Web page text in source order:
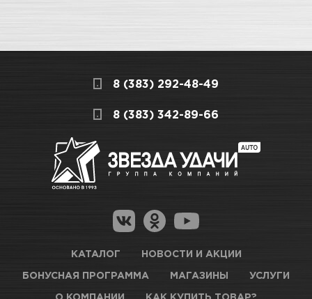
8 (383) 292-48-49
8 (383) 342-89-66
КАТАЛОГ НОВОСТИ И АКЦИИ
БОНУСНАЯ ПРОГРАММА МАГАЗИНЫ УСЛУГИ
О КОМПАНИИ КАК КУПИТЬ ТОВАР?